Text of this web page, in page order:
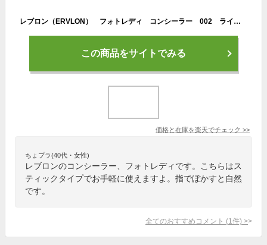
レブロン（ERVLON） フォトレディ コンシーラー 002 ライト 3g│ファンデーション・化粧下地 コンシーラー
この商品をサイトでみる
価格と在庫を楽天でチェック >>
ちょプラ(40代・女性)
レブロンのコンシーラー、フォトレディです。こちらはス
ティックタイプでお手軽に使えますよ。指でぼかすと自然
です。
全てのおすすめコメント (1 件) >